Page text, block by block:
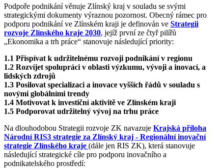
Podpoře podnikání věnuje Zlínský kraj v souladu se svými
strategickými dokumenty výraznou pozornost. Obecný rámec pro
podporu podnikání ve Zlínském kraji je definován ve Strategii
rozvoje Zlínského kraje 2030, jejíž první ze čtyř pilířů
„Ekonomika a trh práce“ stanovuje následující priority:
1.1 Přispívat k udržitelnému rozvoji podnikání v regionu
1.2 Rozvíjet spolupráci v oblasti výzkumu, vývoji a inovací, a
lidských zdrojů
1.3 Posilovat specializaci a inovace vyšších řádů v souladu s
novými globálními trendy
1.4 Motivovat k investiční aktivitě ve Zlínském kraji
1.5 Podporovat udržitelný vývoj na trhu práce
Na dlouhodobou Strategii rozvoje ZK navazuje Krajská příloha
Národní RIS3 strategie za Zlínský kraj - Regionální inovační
strategie Zlínského kraje (dále jen RIS ZK), která stanovuje
následující strategické cíle pro podporu inovačního a
podnikatelského prostředí: